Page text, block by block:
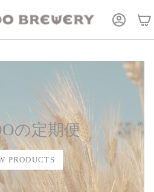
ア
ウ
の定期便
PRODUCTS